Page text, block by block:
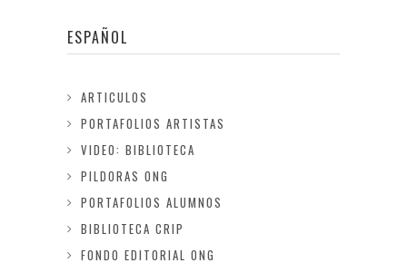
ESPAÑOL
ARTICULOS
PORTAFOLIOS ARTISTAS
VIDEO: BIBLIOTECA
PILDORAS ONG
PORTAFOLIOS ALUMNOS
BIBLIOTECA CRIP
FONDO EDITORIAL ONG